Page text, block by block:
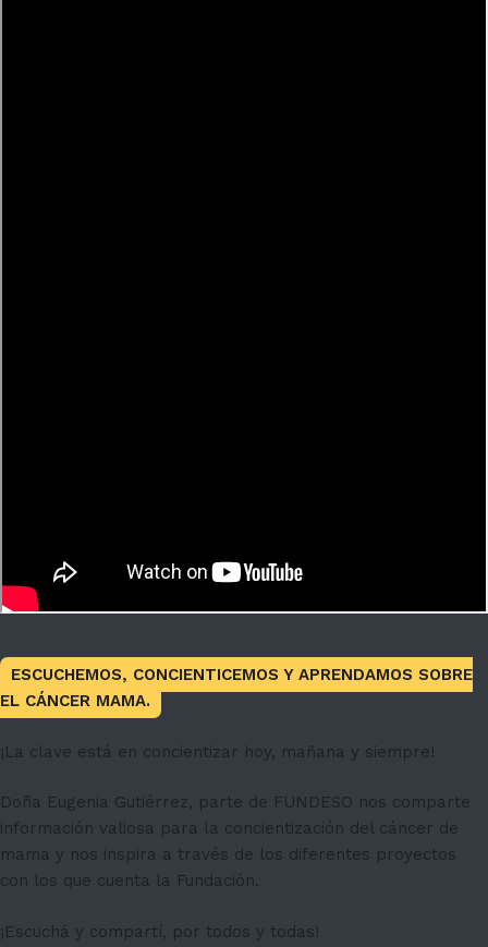
ESCUCHEMOS, CONCIENTICEMOS Y APRENDAMOS SOBRE
EL CÁNCER MAMA.
¡La clave está en concientizar hoy, mañana y siempre!
Doña Eugenia Gutiérrez, parte de FUNDESO nos comparte
información valiosa para la concientización del cáncer de
mama y nos inspira a través de los diferentes proyectos
con los que cuenta la Fundación.
¡Escuchá y compartí, por todos y todas!